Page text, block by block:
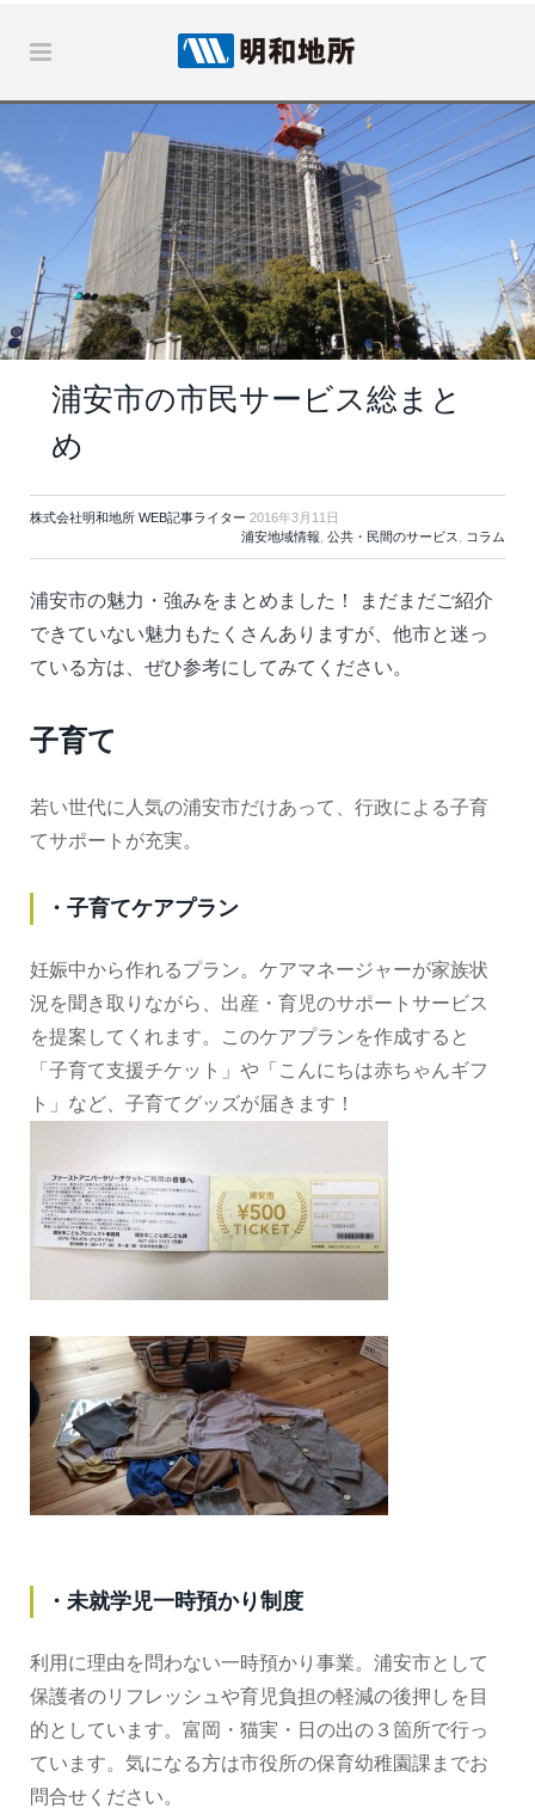
浦安市の市民サービス総まと
め
株式会社明和地所 WEB記事ライター 2016年3月11日
浦安地域情報, 公共・民間のサービス, コラム
浦安市の魅力・強みをまとめました！ まだまだご紹介
できていない魅力もたくさんありますが、他市と迷っ
ている方は、ぜひ参考にしてみてください。
子育て
若い世代に人気の浦安市だけあって、行政による子育
てサポートが充実。
・子育てケアプラン
妊娠中から作れるプラン。ケアマネージャーが家族状
況を聞き取りながら、出産・育児のサポートサービス
を提案してくれます。このケアプランを作成すると
「子育て支援チケット」や「こんにちは赤ちゃんギフ
ト」など、子育てグッズが届きます！
・未就学児一時預かり制度
利用に理由を問わない一時預かり事業。浦安市として
保護者のリフレッシュや育児負担の軽減の後押しを目
的としています。富岡・猫実・日の出の３箇所で行っ
ています。気になる方は市役所の保育幼稚園課までお
問合せください。